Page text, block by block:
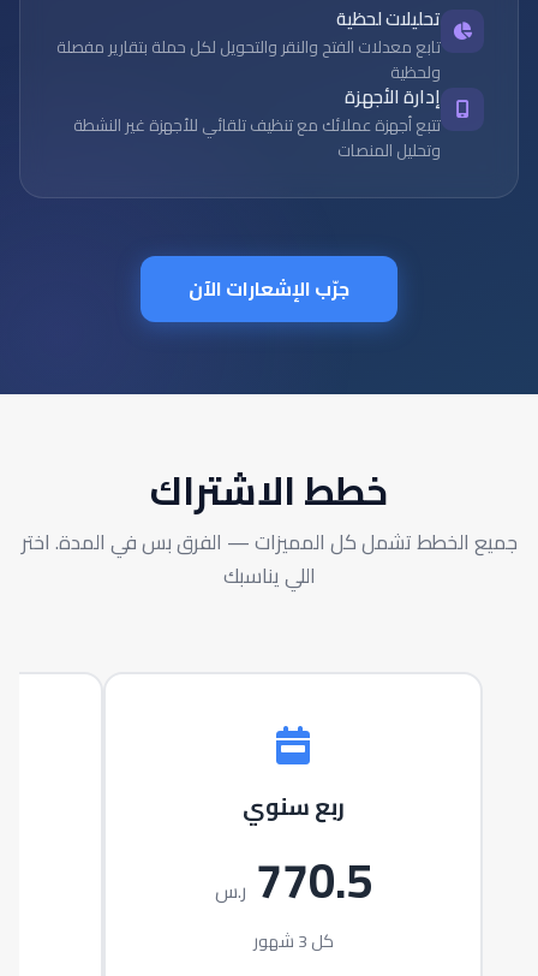
تحليلات لحظية
تابع معدلات الفتح والنقر والتحويل لكل حملة بتقارير مفصلة
ولحظية
إدارة الأجهزة
تتبع أجهزة عملائك مع تنظيف تلقائي للأجهزة غير النشطة
وتحليل المنصات
جرّب الإشعارات الآن
خطط الاشتراك
جميع الخطط تشمل كل المميزات — الفرق بس في المدة. اختر
اللي يناسبك
ربع سنوي
770.5 ر.س
كل 3 شهور